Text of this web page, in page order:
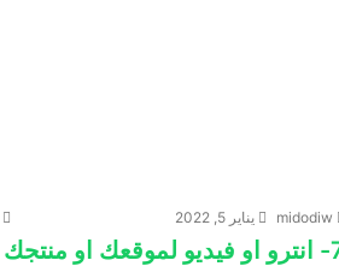
midodiw يناير 5, 2022
او منتجك